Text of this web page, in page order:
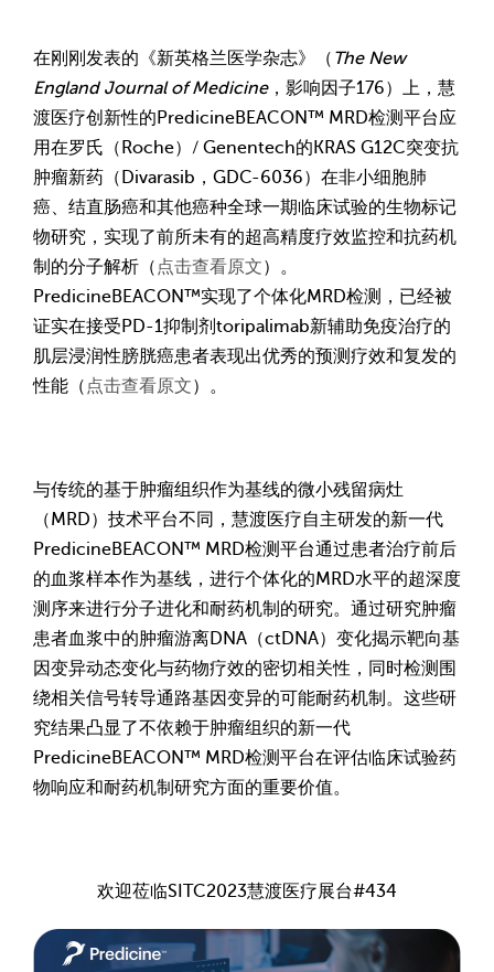
在刚刚发表的《新英格兰医学杂志》（ The New
England Journal of Medicine，影响因子176）上，慧
渡医疗创新性的PredicineBEACON™ MRD检测平台应
用在罗氏（Roche）/ Genentech的KRAS G12C突变抗
肿瘤新药（Divarasib，GDC-6036）在非小细胞肺
癌、结直肠癌和其他癌种全球一期临床试验的生物标记
物研究，实现了前所未有的超高精度疗效监控和抗药机
制的分子解析（ 点击查看原文）。
PredicineBEACON™实现了个体化MRD检测，已经被
证实在接受PD-1抑制剂toripalimab新辅助免疫治疗的
肌层浸润性膀胱癌患者表现出优秀的预测疗效和复发的
性能（ 点击查看原文）。
与传统的基于肿瘤组织作为基线的微小残留病灶
（MRD）技术平台不同，慧渡医疗自主研发的新一代
PredicineBEACON™ MRD检测平台通过患者治疗前后
的血浆样本作为基线，进行个体化的MRD水平的超深度
测序来进行分子进化和耐药机制的研究。通过研究肿瘤
患者血浆中的肿瘤游离DNA（ctDNA）变化揭示靶向基
因变异动态变化与药物疗效的密切相关性，同时检测围
绕相关信号转导通路基因变异的可能耐药机制。这些研
究结果凸显了不依赖于肿瘤组织的新一代
PredicineBEACON™ MRD检测平台在评估临床试验药
物响应和耐药机制研究方面的重要价值。
欢迎莅临SITC2023慧渡医疗展台#434